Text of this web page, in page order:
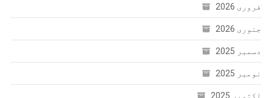
فروری 2026
جنوری 2026
دسمبر 2025
نومبر 2025
اکتوبر 2025